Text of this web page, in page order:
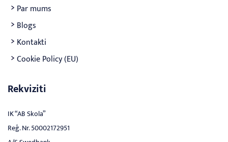
Par mums
Blogs
Kontakti
Cookie Policy (EU)
Rekviziti
IK “AB Skola”
Reģ. Nr. 50002172951